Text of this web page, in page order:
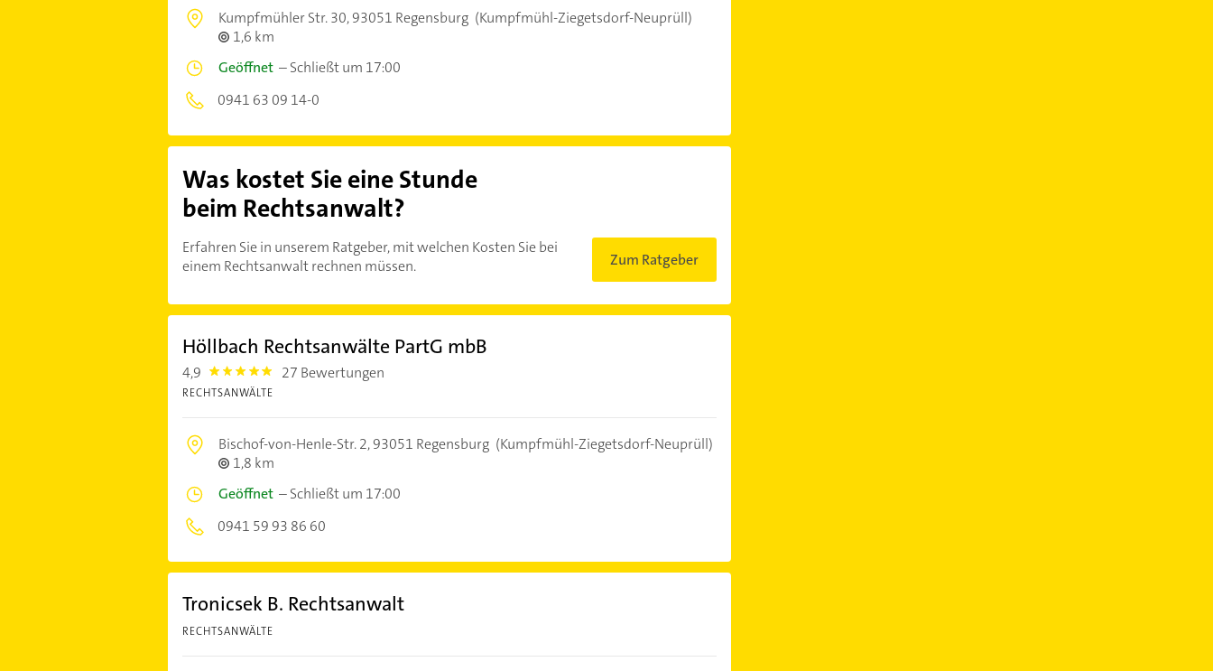
Kumpfmühler Str. 30,93051 Regensburg (Kumpfmühl-Ziegetsdorf-Neuprüll)
1,6 km
Geöffnet–Schließt um 17:00
0941 63 09 14-0
Was kostet Sie eine Stunde
beim Rechtsanwalt?
Erfahren Sie in unserem Ratgeber, mit welchen Kosten Sie bei
einem Rechtsanwalt rechnen müssen.
Zum Ratgeber
Höllbach Rechtsanwälte PartG mbB
4,9 4.9 27 Bewertungen
RECHTSANWÄLTE
Bischof-von-Henle-Str. 2,93051 Regensburg (Kumpfmühl-Ziegetsdorf-Neuprüll)
1,8 km
Geöffnet–Schließt um 17:00
0941 59 93 86 60
Tronicsek B. Rechtsanwalt
RECHTSANWÄLTE